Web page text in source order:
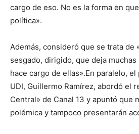
cargo de eso. No es la forma en
política».
Además, consideró que se trata de
sesgado, dirigido, que deja
hace cargo de ellas».En paralelo,
UDI, Guillermo Ramírez, abordó el
Central» de Canal 13 y apuntó que
polémica y tampoco presentarán